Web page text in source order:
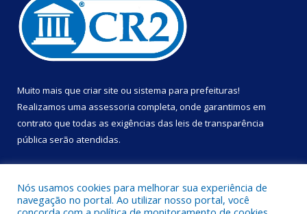
Muito mais que criar site ou sistema para prefeituras!
Realizamos uma assessoria completa, onde garantimos em
contrato que todas as exigências das leis de transparência
pública serão atendidas.
Nós usamos cookies para melhorar sua experiência de
navegação no portal. Ao utilizar nosso portal, você